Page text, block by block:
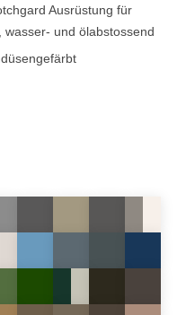
Ausrüstung für
und ölabstossend